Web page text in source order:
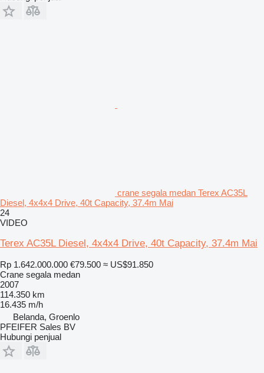
crane segala medan Terex AC35L
Diesel, 4x4x4 Drive, 40t Capacity, 37.4m Mai
24
VIDEO
Terex AC35L Diesel, 4x4x4 Drive, 40t Capacity, 37.4m Mai
Rp 1.642.000.000 €79.500 ≈ US$91.850
Crane segala medan
2007
114.350 km
16.435 m/h
Belanda, Groenlo
PFEIFER Sales BV
Hubungi penjual